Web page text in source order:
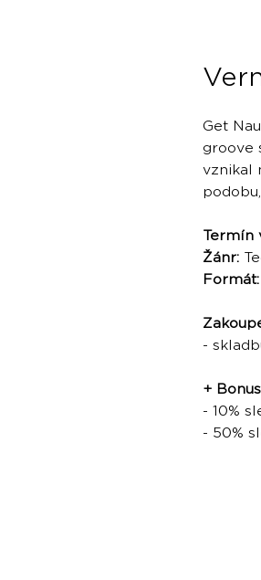
Get
groove
vznikal
Termín
Žánr:
Formát:
-
+
- 10%
- 50%